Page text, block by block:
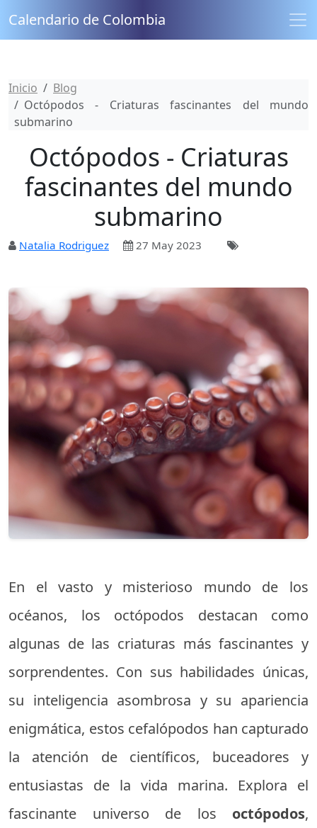
Calendario de Colombia
Inicio
Blog
Octópodos - Criaturas fascinantes del mundo
submarino
Octópodos - Criaturas
fascinantes del mundo
submarino
Natalia Rodriguez 27 May 2023
En el vasto y misterioso mundo de los
océanos, los octópodos destacan como
algunas de las criaturas más fascinantes y
sorprendentes. Con sus habilidades únicas,
su inteligencia asombrosa y su apariencia
enigmática, estos cefalópodos han capturado
la atención de científicos, buceadores y
entusiastas de la vida marina. Explora el
fascinante universo de los octópodos,